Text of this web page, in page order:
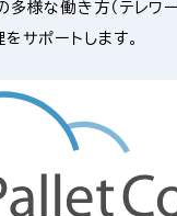
多様な働き方（テレワ
サポートします。